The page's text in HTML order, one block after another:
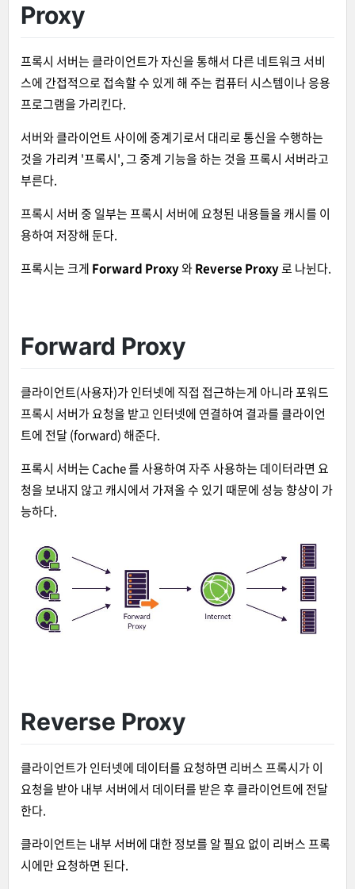
Proxy
프록시 서버는 클라이언트가 자신을 통해서 다른 네트워크 서비
스에 간접적으로 접속할 수 있게 해 주는 컴퓨터 시스템이나 응용
프로그램을 가리킨다.
서버와 클라이언트 사이에 중계기로서 대리로 통신을 수행하는
것을 가리켜 '프록시', 그 중계 기능을 하는 것을 프록시 서버라고
부른다.
프록시 서버 중 일부는 프록시 서버에 요청된 내용들을 캐시를 이
용하여 저장해 둔다.
프록시는 크게 Forward Proxy와Reverse Proxy로 나뉜다.
Forward Proxy
클라이언트(사용자)가 인터넷에 직접 접근하는게 아니라 포워드
프록시 서버가 요청을 받고 인터넷에 연결하여 결과를 클라이언
트에 전달 (forward) 해준다.
프록시 서버는 Cache 를 사용하여 자주 사용하는 데이터라면 요
청을 보내지 않고 캐시에서 가져올 수 있기 때문에 성능 향상이 가
능하다.
Reverse Proxy
클라이언트가 인터넷에 데이터를 요청하면 리버스 프록시가 이
요청을 받아 내부 서버에서 데이터를 받은 후 클라이언트에 전달
한다.
클라이언트는 내부 서버에 대한 정보를 알 필요 없이 리버스 프록
시에만 요청하면 된다.